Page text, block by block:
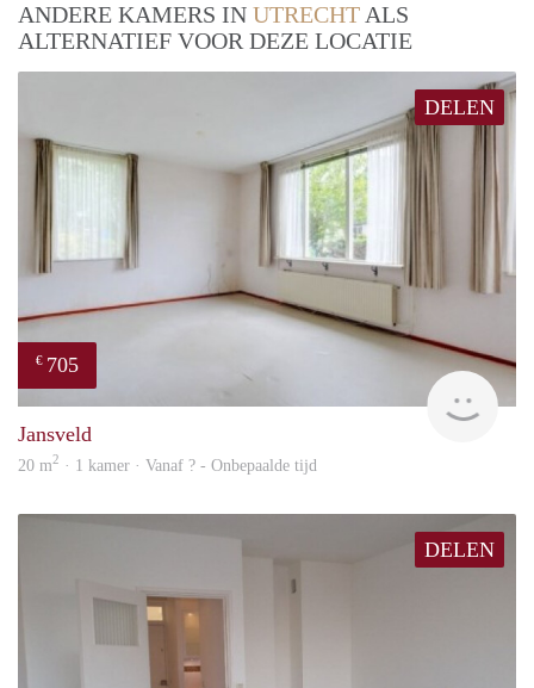
ANDERE KAMERS IN UTRECHTALS
ALTERNATIEF VOOR DEZE LOCATIE
DELEN
€ 705
Jansveld
20 m2 · 1 kamer · Vanaf ? - Onbepaalde tijd
DELEN